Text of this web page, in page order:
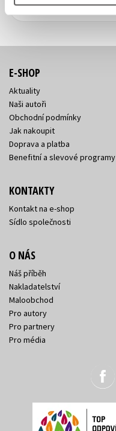
mailová
adresa
mailová
adresa
Vaše e-mailová adresa
E-SHOP
Aktuality
Naši autoři
Obchodní podmínky
Jak nakoupit
Doprava a platba
Benefitní a slevové programy
KONTAKTY
Kontakt na e-shop
Sídlo společnosti
O NÁS
Náš příběh
Nakladatelství
Maloobchod
Pro autory
Pro partnery
Pro média